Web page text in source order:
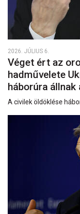
2026. JÚLIUS 6.
Véget ért az
hadművelete
háborúra állnak
A civilek öldöklése